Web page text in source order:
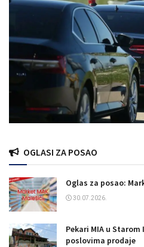
OGLASI ZA POSAO
Oglas za posao:
30.07.2026.
Pekari MIA u
poslovima prodaje